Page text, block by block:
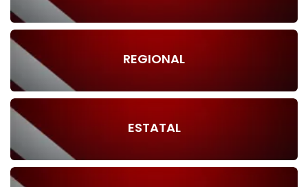
REGIONAL
ESTATAL